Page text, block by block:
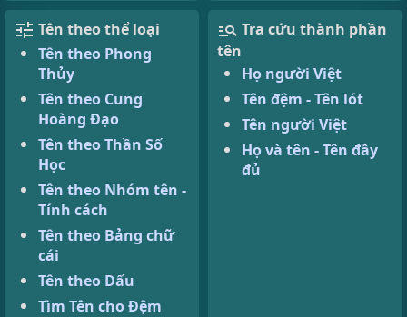
Tên theo thể loại
Tên theo Phong
Thủy
Tên theo Cung
Hoàng Đạo
Tên theo Thần Số
Học
Tên theo Nhóm tên -
Tính cách
Tên theo Bảng chữ
cái
Tên theo Dấu
Tìm Tên cho Đệm
Tra cứu thành phần
tên
Họ người Việt
Tên đệm - Tên lót
Tên người Việt
Họ và tên - Tên đầy
đủ